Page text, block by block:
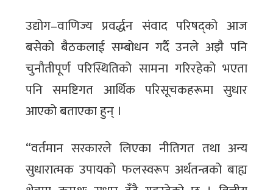
उद्योग–वाणिज्य प्रवर्द्धन संवाद परिषद्को आज
बसेको बैठकलाई सम्बोधन गर्दै उनले अझै पनि
चुनौतीपूर्ण परिस्थितिको सामना गरिरहेको भएता
पनि समष्टिगत आर्थिक परिसूचकहरूमा सुधार
आएको बताएका हुन् ।
“वर्तमान सरकारले लिएका नीतिगत तथा अन्य
सुधारात्मक उपायको फलस्वरूप अर्थतन्त्रको बाह्य